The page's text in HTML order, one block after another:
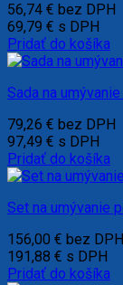
56,74 € bez DPH
69,79 € s DPH
Pridať do košíka
Sada na
79,26 € bez DPH
97,49 € s DPH
Pridať do košíka
Set na umývanie
156,00 € bez DPH
191,88 € s DPH
Pridať do košíka